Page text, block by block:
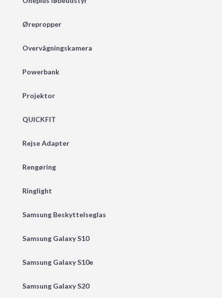
Ørepropper
Overvågningskamera
Powerbank
Projektor
QUICKFIT
Rejse Adapter
Rengøring
Ringlight
Samsung Beskyttelseglas
Samsung Galaxy S10
Samsung Galaxy S10e
Samsung Galaxy S20